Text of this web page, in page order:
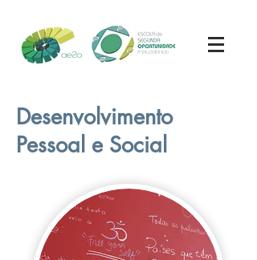
Desenvolvimento
Pessoal e Social